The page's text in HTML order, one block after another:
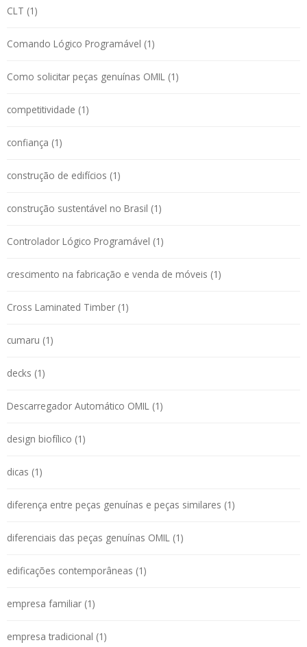
CLT (1)
Comando Lógico Programável (1)
Como solicitar peças genuínas OMIL (1)
competitividade (1)
confiança (1)
construção de edifícios (1)
construção sustentável no Brasil (1)
Controlador Lógico Programável (1)
crescimento na fabricação e venda de móveis (1)
Cross Laminated Timber (1)
cumaru (1)
decks (1)
Descarregador Automático OMIL (1)
design biofílico (1)
dicas (1)
diferença entre peças genuínas e peças similares (1)
diferenciais das peças genuínas OMIL (1)
edificações contemporâneas (1)
empresa familiar (1)
empresa tradicional (1)